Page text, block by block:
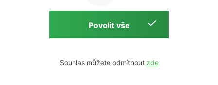
E-shop Wirpo.cz, Škrobárenská 518/16, Brno
Copyright © 2026 E-shop Wirpo.cz | by
Souhlas můžete odmítnout